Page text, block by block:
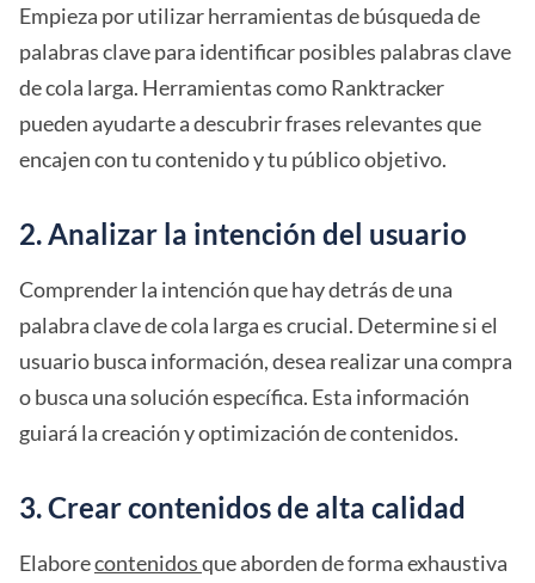
Empieza por utilizar herramientas de búsqueda de
palabras clave para identificar posibles palabras clave
de cola larga. Herramientas como Ranktracker
pueden ayudarte a descubrir frases relevantes que
encajen con tu contenido y tu público objetivo.
2. Analizar la intención del usuario
Comprender la intención que hay detrás de una
palabra clave de cola larga es crucial. Determine si el
usuario busca información, desea realizar una compra
o busca una solución específica. Esta información
guiará la creación y optimización de contenidos.
3. Crear contenidos de alta calidad
Elaborecontenidosque aborden de forma exhaustiva